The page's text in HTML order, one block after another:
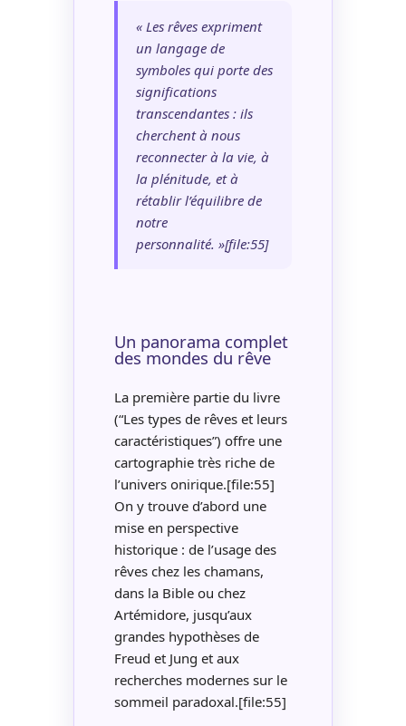
« Les rêves expriment
un langage de
symboles qui porte des
significations
transcendantes : ils
cherchent à nous
reconnecter à la vie, à
la plénitude, et à
rétablir l’équilibre de
notre
personnalité. »[file:55]
Un panorama complet
des mondes du rêve
La première partie du livre
(“Les types de rêves et leurs
caractéristiques”) offre une
cartographie très riche de
l’univers onirique.[file:55]
On y trouve d’abord une
mise en perspective
historique : de l’usage des
rêves chez les chamans,
dans la Bible ou chez
Artémidore, jusqu’aux
grandes hypothèses de
Freud et Jung et aux
recherches modernes sur le
sommeil paradoxal.[file:55]